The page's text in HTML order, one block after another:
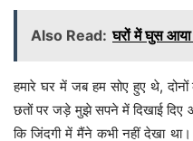
Also Read: घरों में घुस
हमारे घर में जब हम सोए हुए थे, दोनों
छतों पर जड़े मुझे सपने में दिखाई दिए
कि जिंदगी में मैंने कभी नहीं देखा था।